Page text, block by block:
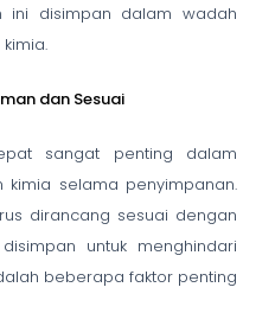
ini disimpan dalam wadah
dan Sesuai
sangat penting dalam
selama penyimpanan.
dirancang sesuai dengan
untuk menghindari
beberapa faktor penting